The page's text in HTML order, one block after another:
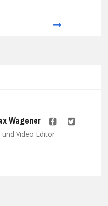
Wagener
und Video-Editor